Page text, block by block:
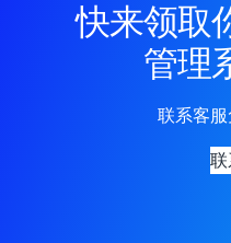
快来领取
管理
联系客